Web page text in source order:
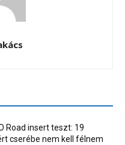
Road insert teszt: 19
cserébe nem kell félnem